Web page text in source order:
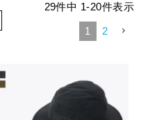
29件中 1-20件表示
1 2